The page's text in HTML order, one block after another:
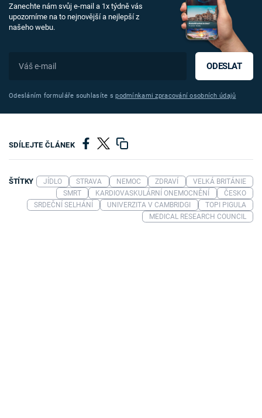
Zanechte nám svůj e-mail a 1x týdně vás
upozorníme na to nejnovější a nejlepší z
našeho webu.
ODESLAT
Odesláním formuláře souhlasíte spodmínkami zpracování osobních údajů
SDÍLEJTE ČLÁNEK
ŠTÍTKY JÍDLO STRAVA NEMOC ZDRAVÍ
VELKÁ BRITÁNIE
SMRT
KARDIOVASKULÁRNÍ ONEMOCNĚNÍ
ČESKO
SRDEČNÍ SELHÁNÍ
UNIVERZITA V CAMBRIDGI
TOPI PIGULA
MEDICAL RESEARCH COUNCIL